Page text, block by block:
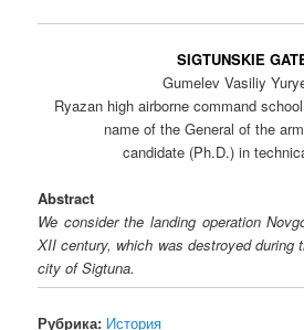
SIGTUNSKIE
Gumelev Vasiliy
Ryazan high airborne command
name of the General of the
candidate (Ph.D.) in
Abstract
We consider the landing operation
XII century, which was destroyed during
city of Sigtuna.
Рубрика: История